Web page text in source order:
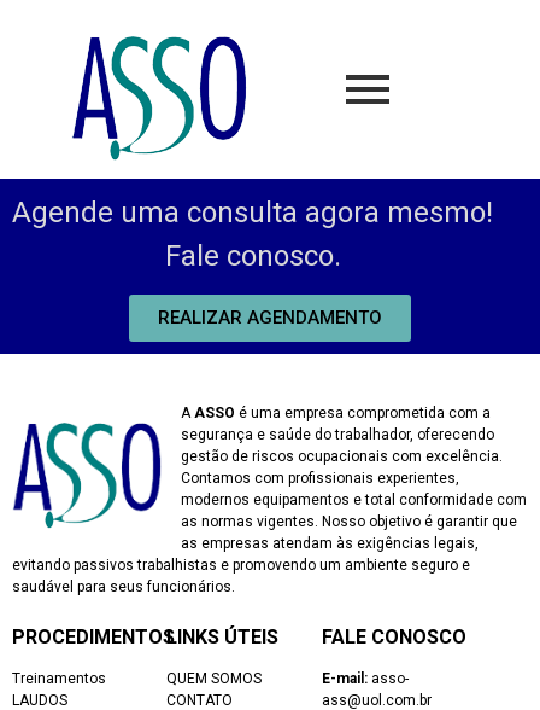
Agende uma consulta agora mesmo!
Fale conosco.
REALIZAR AGENDAMENTO
AASSO é uma empresa comprometida com a
segurança e saúde do trabalhador, oferecendo
gestão de riscos ocupacionais com excelência.
Contamos com profissionais experientes,
modernos equipamentos e total conformidade com
as normas vigentes. Nosso objetivo é garantir que
as empresas atendam às exigências legais,
evitando passivos trabalhistas e promovendo um ambiente seguro e
saudável para seus funcionários.
PROCEDIMENTOS
Treinamentos
LAUDOS
LINKS ÚTEIS
QUEM SOMOS
CONTATO
FALE CONOSCO
E-mail:asso-
ass@uol.com.br